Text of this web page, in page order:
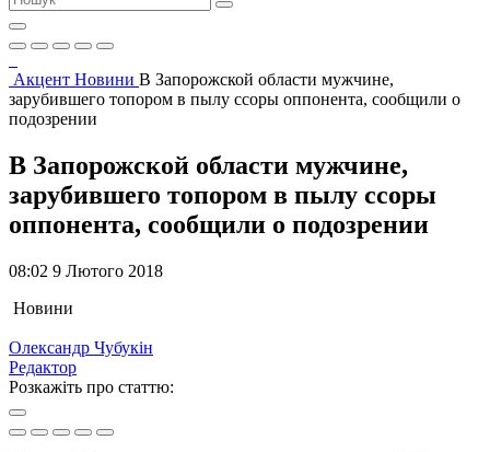
Акцент Новини В Запорожской области мужчине,
зарубившего топором в пылу ссоры оппонента, сообщили о
подозрении
В Запорожской области мужчине,
зарубившего топором в пылу ссоры
оппонента, сообщили о подозрении
08:02 9 Лютого 2018
Новини
Олександр Чубукін
Редактор
Розкажіть про статтю: